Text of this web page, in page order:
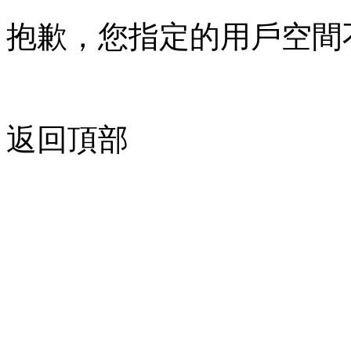
抱歉，您指定的用戶空間
返回頂部